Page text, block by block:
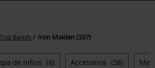
Top Bands Iron Maiden (337)
de niños (8) Accesorios (38)